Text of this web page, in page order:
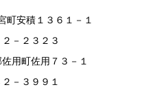
安積１３６１－１
－２３２３
用町佐用７３－１
－３９９１